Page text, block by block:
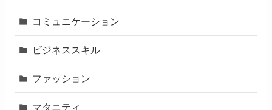
コミュニケーション
ビジネススキル
ファッション
マタニティ